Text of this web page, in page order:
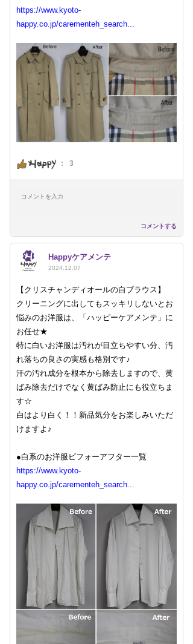
https://www.kyoto-
happy.co.jp/carementeh_search...
: 3
コメントする
Happyケアメンテ
2024.12.07
【クリスチャンディオールの白ブラウス】
クリーニングに出してもスッキリしないとお
悩みのお洋服は、「ハッピーケアメンテ」に
お任せ★
特に白いお洋服は汚れが目立ちやすい分、汚
れ落ちの良さの実感も格別です♪
汗の汚れ成分を根本から除去しますので、黄
ばみ除去だけでなく黄ばみ防止にも役立ちま
す☆
白はより白く！！新品気分をお楽しみいただ
けますよ♪
●白系のお洋服ビフォーアフター一覧
https://www.kyoto-
happy.co.jp/carementeh_search...